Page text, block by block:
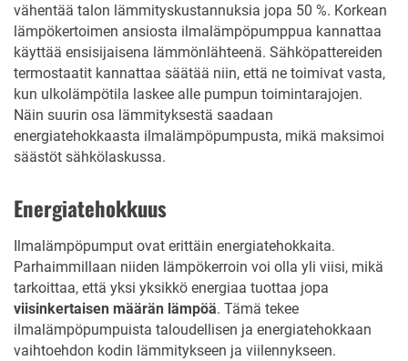
vähentää talon lämmityskustannuksia jopa 50 %. Korkean
lämpökertoimen ansiosta ilmalämpöpumppua kannattaa
käyttää ensisijaisena lämmönlähteenä. Sähköpattereiden
termostaatit kannattaa säätää niin, että ne toimivat vasta,
kun ulkolämpötila laskee alle pumpun toimintarajojen.
Näin suurin osa lämmityksestä saadaan
energiatehokkaasta ilmalämpöpumpusta, mikä maksimoi
säästöt sähkölaskussa.
Energiatehokkuus
Ilmalämpöpumput ovat erittäin energiatehokkaita.
Parhaimmillaan niiden lämpökerroin voi olla yli viisi, mikä
tarkoittaa, että yksi yksikkö energiaa tuottaa jopa
viisinkertaisen määrän lämpöä. Tämä tekee
ilmalämpöpumpuista taloudellisen ja energiatehokkaan
vaihtoehdon kodin lämmitykseen ja viilennykseen.